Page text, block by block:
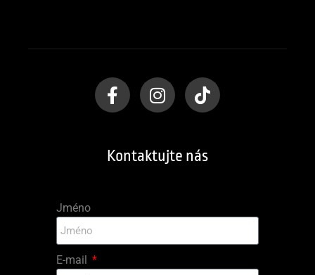
Kontaktujte nás
Jméno
E-mail